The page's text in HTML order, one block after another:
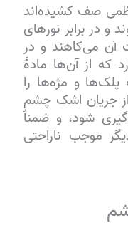
صف کشیده‌اند
و در برابر نورهای
آن می‌کاهند و در
که از آن‌ها مادهٔ
و مژه‌ها را
جریان اشک چشم
شود، و ضمناً
موجب ناراحتی